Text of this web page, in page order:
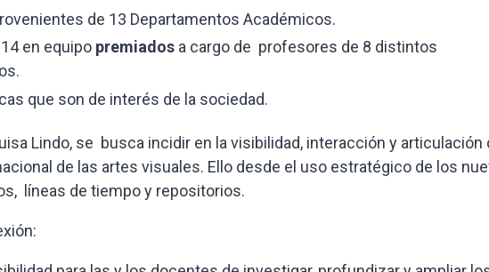
de 13 Departamentos Académicos.
en equipo premiados a cargo de profesores de 8 distintos
que son de interés de la sociedad.
Lindo, se busca incidir en la visibilidad, interacción y articulación
de las artes visuales. Ello desde el uso estratégico de los
líneas de tiempo y repositorios.